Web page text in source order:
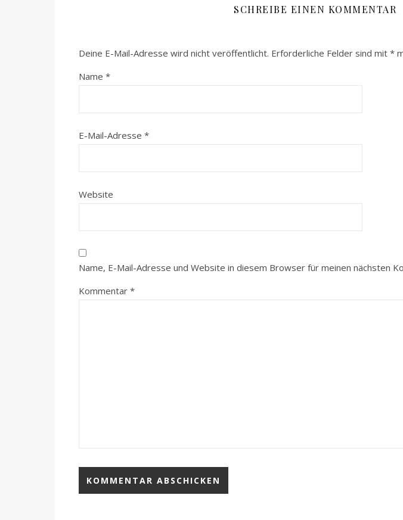
SCHREIBE EINEN KOMMENTAR
Deine E-Mail-Adresse wird nicht veröffentlicht. Erforderliche Felder sind mit *
Name *
E-Mail-Adresse *
Website
Name, E-Mail-Adresse und Website in diesem Browser für meinen nächsten
Kommentar *